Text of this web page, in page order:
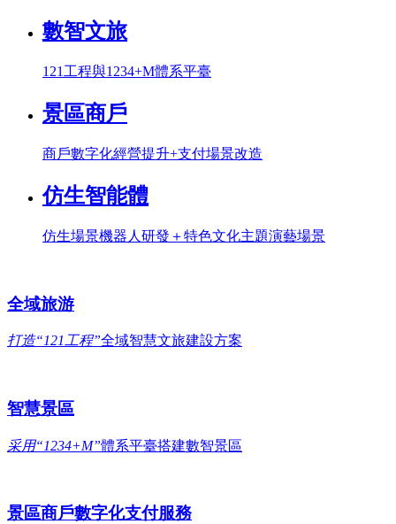
數智文旅
121工程與1234+M體系平臺
景區商戶
商戶數字化經營提升+支付場景改造
仿生智能體
仿生場景機器人研發＋特色文化主題演藝場景
全域旅游
打造“121工程”全域智慧文旅建設方案
智慧景區
采用“1234+M”體系平臺搭建數智景區
景區商戶數字化支付服務